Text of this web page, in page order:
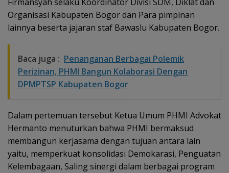
Organisasi Kabupaten Bogor dan Para pimpinan
lainnya beserta jajaran staf Bawaslu Kabupaten Bogor.
Baca juga : Penanganan Berbagai Polemik
Perizinan, PHMI Bangun Kolaborasi Dengan
DPMPTSP Kabupaten Bogor
Dalam pertemuan tersebut Ketua Umum PHMI Advokat
Hermanto menuturkan bahwa PHMI bermaksud
membangun kerjasama dengan tujuan antara lain
yaitu, memperkuat konsolidasi Demokarasi, Penguatan
Kelembagaan, Saling sinergi dalam berbagai program